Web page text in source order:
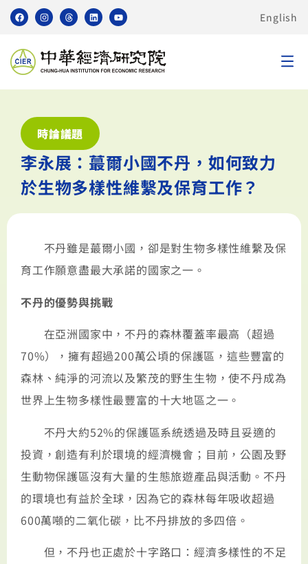
English
時論議題
李永展：蕞爾小國不丹，如何致力
於生物多樣性維繫及保育工作？
不丹雖是蕞爾小國，卻是對生物多樣性維繫及保
育工作願意盡最大承諾的國家之一。
不丹的優勢與挑戰
在亞洲國家中，不丹的森林覆蓋率最高（超過
70%），擁有超過200萬公頃的保護區，這些豐富的
森林、純淨的河流以及繁茂的野生生物，使不丹成為
世界上生物多樣性最豐富的十大地區之一。
不丹大約52%的保護區系統透過及時且妥適的
投資，創造有利於環境的經濟機會；目前，公園及野
生動物保護區沒有大量的生態旅遊產品與活動。不丹
的環境也有益於全球，因為它的森林每年吸收超過
600萬噸的二氧化碳，比不丹排放的多四倍。
但，不丹也正處於十字路口：經濟多樣性的不足